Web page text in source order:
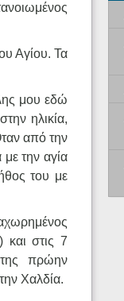
Αγίου. Τα
μου εδώ
ηλικία,
από την
την αγία
του με
και στις 7
πρώην
Χαλδία.